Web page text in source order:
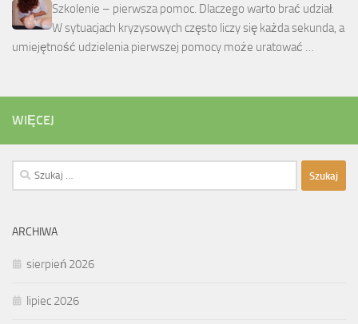
Szkolenie – pierwsza pomoc. Dlaczego warto brać udział.
W sytuacjach kryzysowych często liczy się każda sekunda, a
umiejętność udzielenia pierwszej pomocy może uratować …
WIĘCEJ
Szukaj:
ARCHIWA
sierpień 2026
lipiec 2026